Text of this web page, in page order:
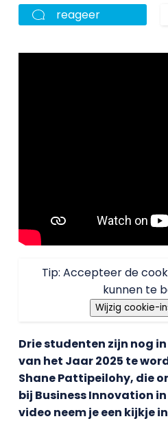
reageer
Tip: Accepteer de
kunnen te
Wijzig cookie-
Drie studenten zijn nog
van het Jaar 2025 te
Shane Pattipeilohy, die
bij Business Innovation in
video neem je een kijkje